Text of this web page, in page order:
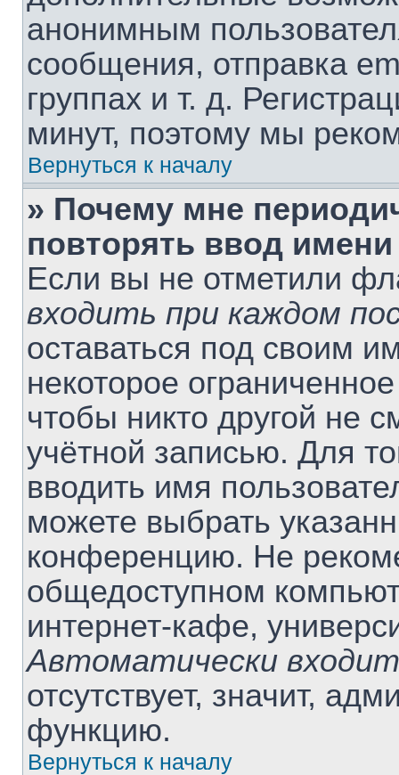
анонимным
сообщения, отправка
группах и т. д.
минут, поэтому мы
Вернуться к началу
» Почему мне
повторять ввод
Если вы не отметили
входить при каждом
оставаться под своим
некоторое
чтобы никто другой не
учётной записью. Для
вводить имя
можете выбрать
конференцию. Не
общедоступном
интернет-кафе,
Автоматически
отсутствует, значит,
функцию.
Вернуться к началу